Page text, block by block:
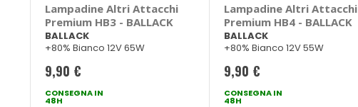
Lampadine Altri Attacchi
Premium HB3 - BALLACK
BALLACK
+80% Bianco 12V 65W
9,90 €
CONSEGNA IN
48H
Lampadine Altri Attacchi
Premium HB4 - BALLACK
BALLACK
+80% Bianco 12V 55W
9,90 €
CONSEGNA IN
48H